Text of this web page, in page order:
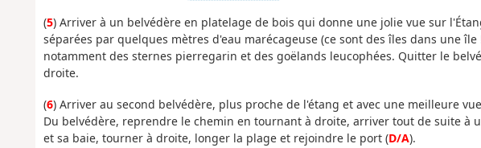
(5) Arriver à un belvédère en platelage de bois qui donne une jolie vue sur
séparées par quelques mètres d'eau marécageuse (ce sont des îles dans une île
notamment des sternes pierregarin et des goëlands leucophées. Quitter le
droite.
(6) Arriver au second belvédère, plus proche de l'étang et avec une meilleure
Du belvédère, reprendre le chemin en tournant à droite, arriver tout de suite à
et sa baie, tourner à droite, longer la plage et rejoindre le port (D/A).